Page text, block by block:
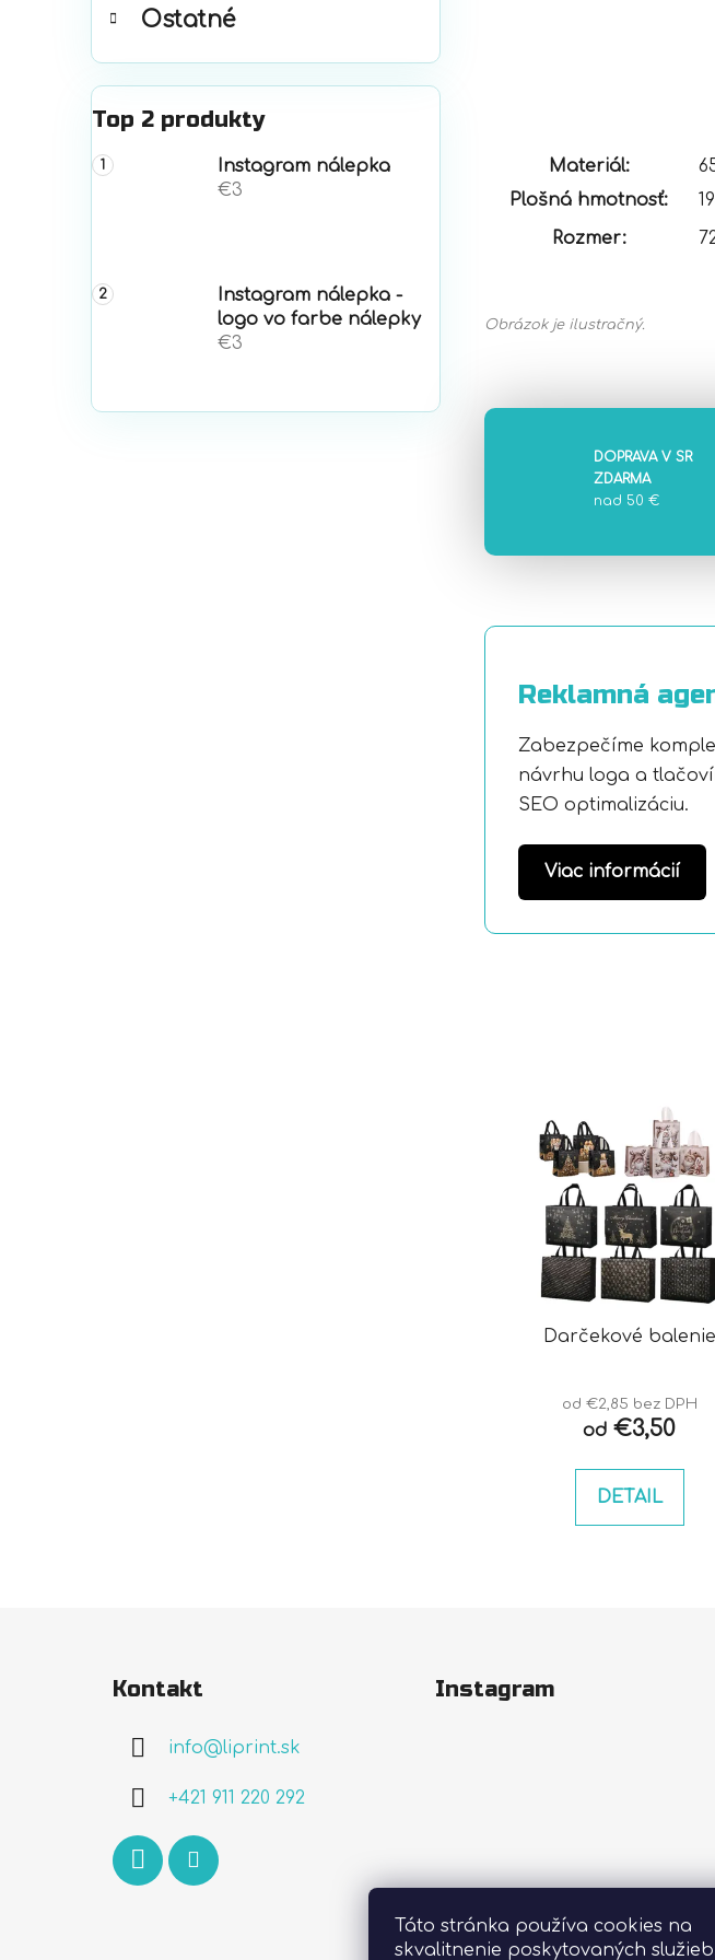
Táto stránka používa cookies na
skvalitnenie poskytovaných
Ostatné
Top 2 produkty
Instagram nálepka
€3
Instagram nálepka -
logo vo farbe nálepky
€3
Materiál:
Plošná hmotnosť:
Rozmer:
Obrázok je ilustračný.
DOPRAVA V SR
ZDARMA
nad 50 €
Reklamná
Zabezpečíme
návrhu loga a
SEO optimalizáciu.
Viac informácií
Darčekové balenie
od €2,85 bez DPH
od €3,50
DETAIL
Kontakt
info@liprint.sk
+421 911 220 292
Instagram
Sledovať na Instagrame